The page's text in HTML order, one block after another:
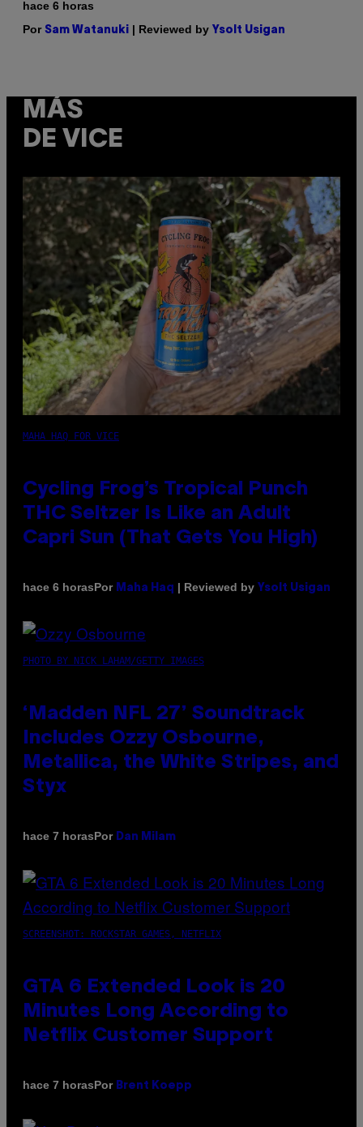
hace 6 horas
Por Sam Watanuki | Reviewed by Ysolt Usigan
MÁS
DE VICE
MAHA HAQ FOR VICE
Cycling Frog’s Tropical Punch
THC Seltzer Is Like an Adult
Capri Sun (That Gets You High)
hace 6 horasPor Maha Haq | Reviewed by Ysolt Usigan
PHOTO BY NICK LAHAM/GETTY IMAGES
‘Madden NFL 27’ Soundtrack
Includes Ozzy Osbourne,
Metallica, the White Stripes, and
Styx
hace 7 horasPor Dan Milam
SCREENSHOT: ROCKSTAR GAMES, NETFLIX
GTA 6 Extended Look is 20
Minutes Long According to
Netflix Customer Support
hace 7 horasPor Brent Koepp